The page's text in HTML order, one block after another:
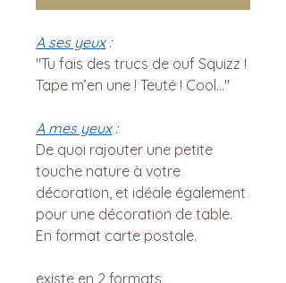
A ses yeux:
"Tu fais des trucs de ouf Squizz !
Tape m’en une ! Teuté ! Cool…"
A mes yeux:
De quoi rajouter une petite
touche nature à votre
décoration, et idéale également
pour une décoration de table.
En format carte postale.
existe en 2 formats